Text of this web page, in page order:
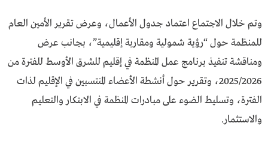
وتم خلال الاجتماع اعتماد جدول الأعمال، وعرض تقرير الأمين العام
للمنظمة حول “رؤية شمولية ومقاربة إقليمية”، بجانب عرض
ومناقشة تنفيذ برنامج عمل المنظمة في إقليم للشرق الأوسط للفترة من
2025/2026، وتقرير حول أنشطة الأعضاء المنتسبين في الإقليم لذات
الفترة، وتسليط الضوء على مبادرات المنظمة في الابتكار والتعليم
والاستثمار.